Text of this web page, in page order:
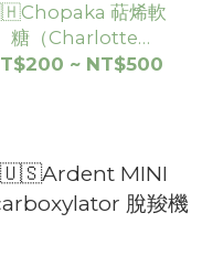
萜烯軟
糖（Charlotte
Angel）
~ NT$500